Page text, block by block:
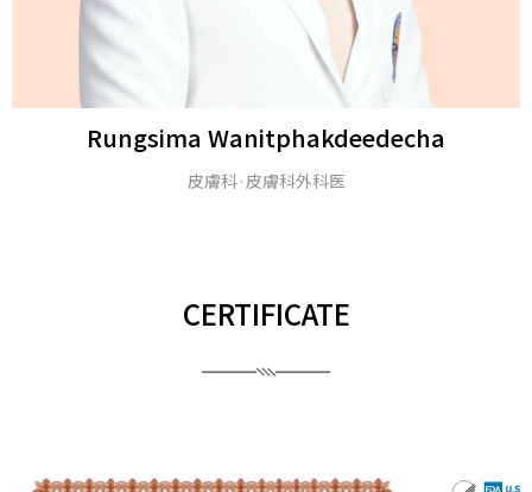
Rungsima Wanitphakdeedecha
皮膚科·皮膚科外科医
CERTIFICATE